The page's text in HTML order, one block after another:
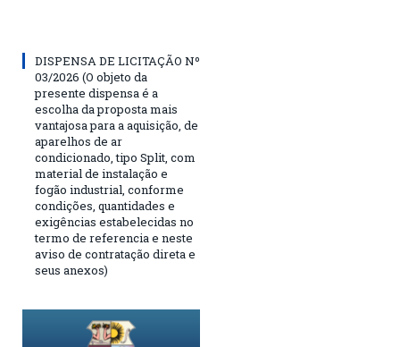
DISPENSA DE LICITAÇÃO Nº
03/2026 (O objeto da
presente dispensa é a
escolha da proposta mais
vantajosa para a aquisição, de
aparelhos de ar
condicionado, tipo Split, com
material de instalação e
fogão industrial, conforme
condições, quantidades e
exigências estabelecidas no
termo de referencia e neste
aviso de contratação direta e
seus anexos)